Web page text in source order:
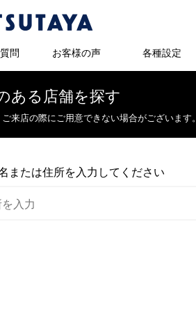
問 お客様の声 各種設定
ある店舗を探す
ご来店の際にご用意できない場合がございます。
または住所を入力してください